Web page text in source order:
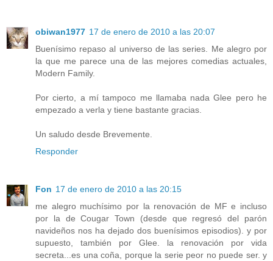
obiwan1977 17 de enero de 2010 a las 20:07
Buenísimo repaso al universo de las series. Me alegro por
la que me parece una de las mejores comedias actuales,
Modern Family.
Por cierto, a mí tampoco me llamaba nada Glee pero he
empezado a verla y tiene bastante gracias.
Un saludo desde Brevemente.
Responder
Fon 17 de enero de 2010 a las 20:15
me alegro muchísimo por la renovación de MF e incluso
por la de Cougar Town (desde que regresó del parón
navideños nos ha dejado dos buenísimos episodios). y por
supuesto, también por Glee. la renovación por vida
secreta...es una coña, porque la serie peor no puede ser. y